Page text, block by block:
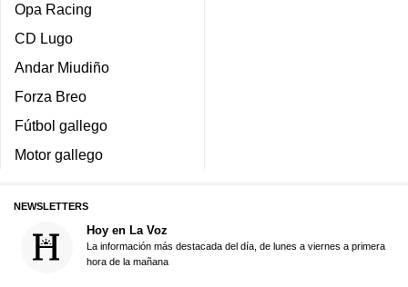
Opa Racing
CD Lugo
Andar Miudiño
Forza Breo
Fútbol gallego
Motor gallego
NEWSLETTERS
Hoy en La Voz
La información más destacada del día, de lunes a viernes a primera
hora de la mañana